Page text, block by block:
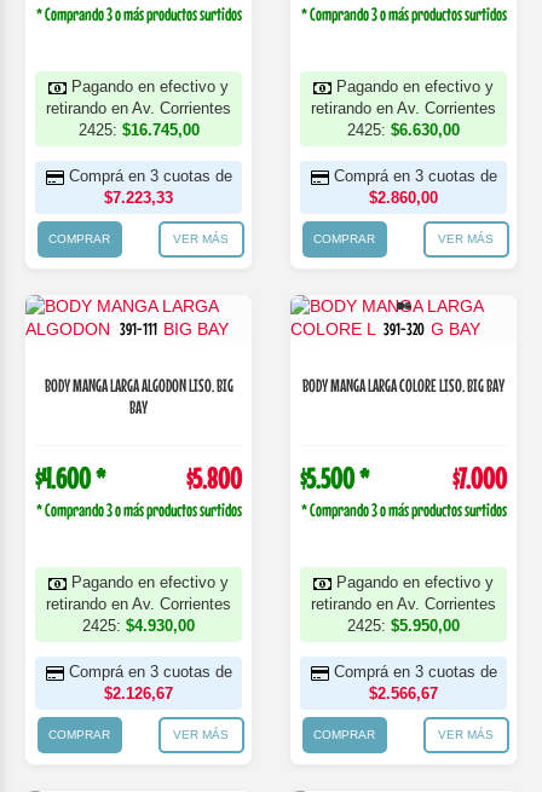
* Comprando 3 o más productos surtidos
Pagando en efectivo y
retirando en Av. Corrientes
2425: $16.745,00
Comprá en 3 cuotas de
$7.223,33
COMPRAR VER MÁS
* Comprando 3 o más productos surtidos
Pagando en efectivo y
retirando en Av. Corrientes
2425: $6.630,00
Comprá en 3 cuotas de
$2.860,00
COMPRAR VER MÁS
391-111
BODY MANGA LARGA ALGODON LISO. BIG
BAY
$4.600 * $5.800
* Comprando 3 o más productos surtidos
Pagando en efectivo y
retirando en Av. Corrientes
2425: $4.930,00
Comprá en 3 cuotas de
$2.126,67
COMPRAR VER MÁS
391-320
BODY MANGA LARGA COLORE LISO. BIG BAY
$5.500 * $7.000
* Comprando 3 o más productos surtidos
Pagando en efectivo y
retirando en Av. Corrientes
2425: $5.950,00
Comprá en 3 cuotas de
$2.566,67
COMPRAR VER MÁS